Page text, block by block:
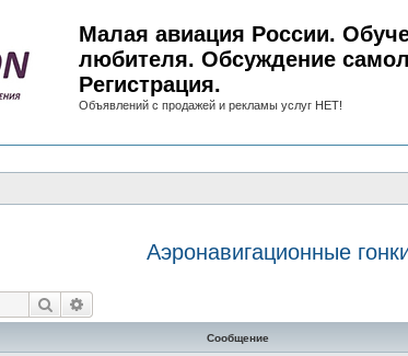
Малая авиация России.
любителя. Обсуждение
Регистрация.
Объявлений с продажей и рекламы услуг НЕТ!
Аэронавигационные
Поиск
Сообщение